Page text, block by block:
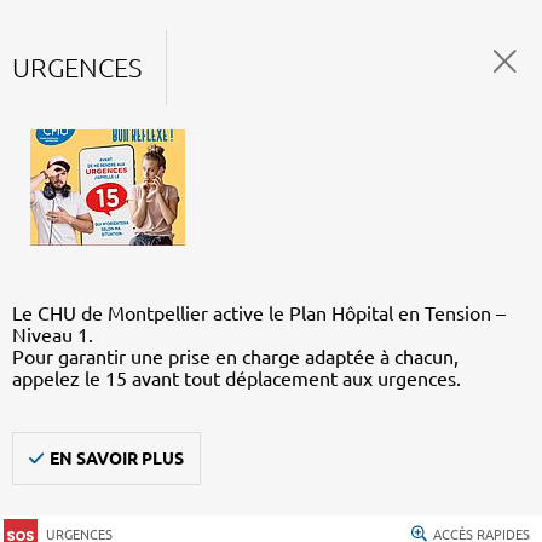
URGENCES
Le CHU de Montpellier active le Plan Hôpital en Tension –
Niveau 1.
Pour garantir une prise en charge adaptée à chacun,
appelez le 15 avant tout déplacement aux urgences.
EN SAVOIR PLUS
URGENCES ACCÈS RAPIDES